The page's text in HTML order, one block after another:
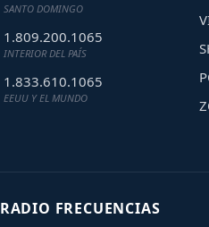
SANTO DOMINGO
1.809.200.1065
INTERIOR DEL PAÍS
1.833.610.1065
EEUU Y EL MUNDO
RADIO FRECUENCIAS